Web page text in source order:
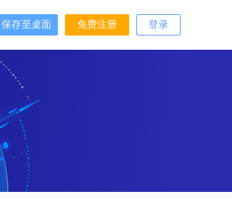
登录
免费注册
保存至桌面